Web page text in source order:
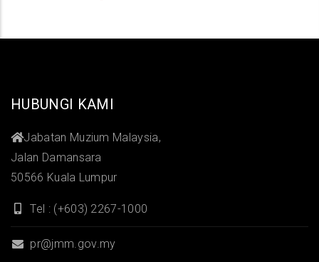
HUBUNGI KAMI
Jabatan Muzium Malaysia,
Jalan Damansara
50566 Kuala Lumpur
Tel : (+603) 2267-1000
pr@jmm.gov.my